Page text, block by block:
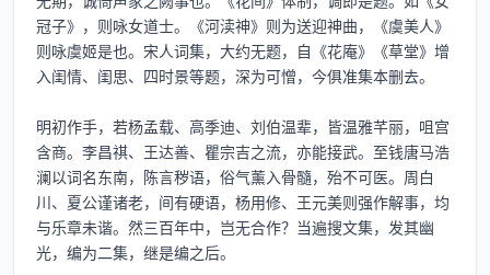
冠子》，则咏女道士。《河渎神》则为送迎神曲，《虞美人》
则咏虞姬是也。宋人词集，大约无题，自《花庵》《草堂》增
入闺情、闺思、四时景等题，深为可憎，今俱准集本删去。
明初作手，若杨孟载、高季迪、刘伯温辈，皆温雅芊丽，咀宫
含商。李昌祺、王达善、瞿宗吉之流，亦能接武。至钱唐马浩
澜以词名东南，陈言秽语，俗气薰入骨髓，殆不可医。周白
川、夏公谨诸老，间有硬语，杨用修、王元美则强作解事，均
与乐章未谐。然三百年中，岂无合作？当遍搜文集，发其幽
光，编为二集，继是编之后。